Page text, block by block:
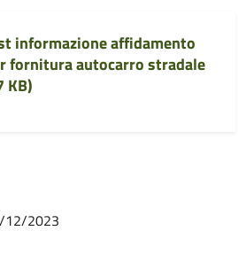
informazione affidamento
fornitura autocarro stradale
KB)
12/2023